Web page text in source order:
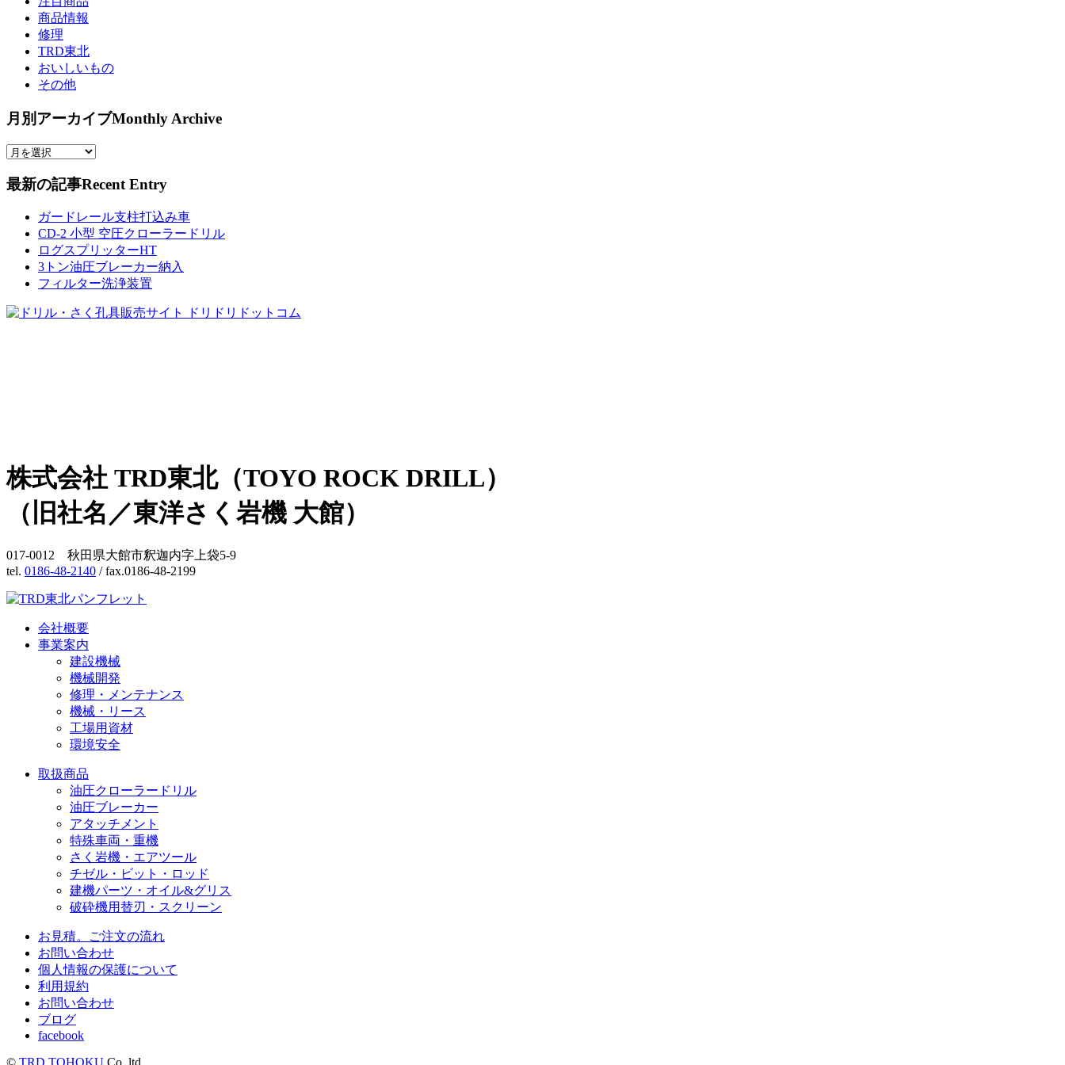
商品情報
修理
TRD東北
おいしいもの
その他
月別アーカイブMonthly Archive
最新の記事Recent Entry
ガードレール支柱打込み車
CD-2 小型 空圧クローラードリル
ログスプリッターHT
3トン油圧ブレーカー納入
フィルター洗浄装置
株式会社 TRD東北（TOYO ROCK DRILL）
（旧社名／東洋さく岩機 大館）
017-0012 秋田県大館市釈迦内字上袋5-9
tel. 0186-48-2140 / fax.0186-48-2199
会社概要
事業案内
建設機械
機械開発
修理・メンテナンス
機械・リース
工場用資材
環境安全
取扱商品
油圧クローラードリル
油圧ブレーカー
アタッチメント
特殊車両・重機
さく岩機・エアツール
チゼル・ビット・ロッド
建機パーツ・オイル&グリス
破砕機用替刃・スクリーン
お見積。ご注文の流れ
お問い合わせ
個人情報の保護について
利用規約
お問い合わせ
ブログ
facebook